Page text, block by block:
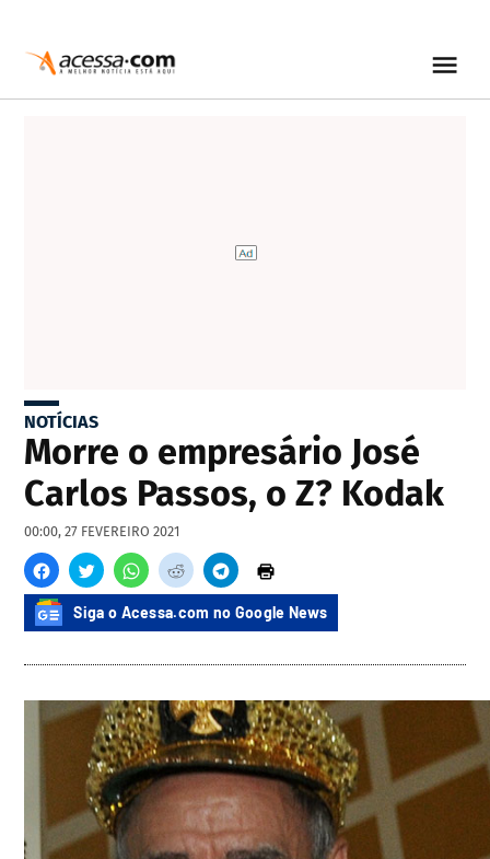
NOTÍCIAS
Morre o empresário José
Carlos Passos, o Z? Kodak
00:00, 27 FEVEREIRO 2021
Siga o Acessa.com no Google News